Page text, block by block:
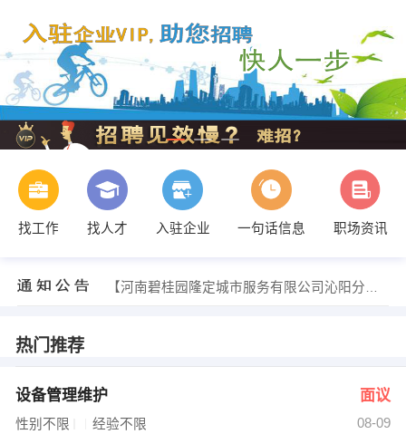
找工作 找人才 入驻企业 一句话信息
职场资讯
【河南碧桂园隆定城市服务有限公司沁阳分公司】 强势入驻
张女士 发布 [人力资源经理 ] 招聘信息
王爱荣经理 发布 [经理助理 ] 招聘信息
热门推荐
设备管理维护 面议
性别不限 经验不限
08-09